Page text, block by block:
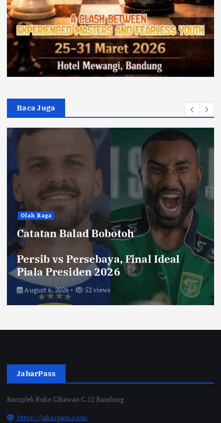
Baca Juga
Toko Perlengkapan Mayat, Bisa
Laku dengan Syarat ini, Ngeri …!
Saksikan di Bioskop
August 3, 2026 69 views
JabarPass
Komplek Ruko Cikawao C.12 Bandung
https://jabarpass.com/